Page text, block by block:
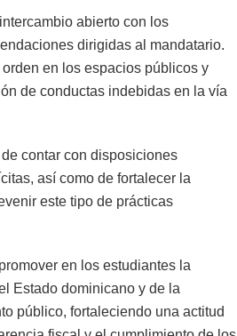
abierto con los
dirigidas al mandatario.
en los espacios públicos y
de conductas indebidas en la vía
contar con disposiciones
así como de fortalecer la
este tipo de prácticas
en los estudiantes la
Estado dominicano y de la
público, fortaleciendo una actitud